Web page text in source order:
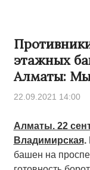
этажных
Алматы: Мы
22.09.2021 14:00
Алматы. 22
Владимирская.
башен на